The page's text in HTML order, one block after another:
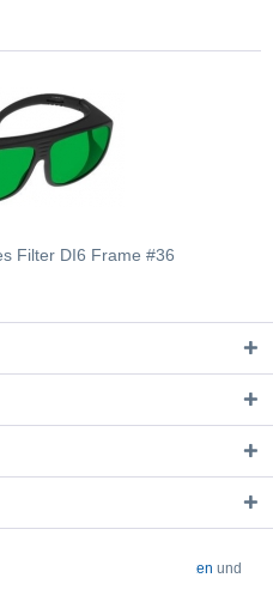
Filter DI6 Frame #36
Versandkosten und